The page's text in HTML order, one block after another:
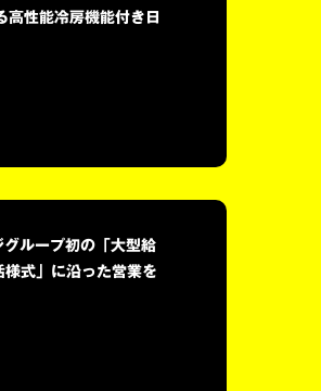
性能冷房機能付き日
ループ初の「大型給
式」に沿った営業を